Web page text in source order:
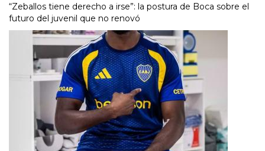
“Zeballos tiene derecho a irse”: la postura de Boca sobre el
futuro del juvenil que no renovó